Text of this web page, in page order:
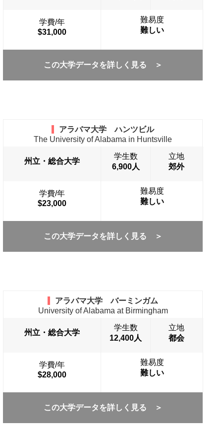
学費/年
$31,000
難易度
難しい
この大学データを詳しく見る ＞
アラバマ大学 ハンツビル
The University of Alabama in Huntsville
州立・総合大学
学生数
6,900人
立地
郊外
学費/年
$23,000
難易度
難しい
この大学データを詳しく見る ＞
アラバマ大学 バーミンガム
University of Alabama at Birmingham
州立・総合大学
学生数
12,400人
立地
都会
学費/年
$28,000
難易度
難しい
この大学データを詳しく見る ＞